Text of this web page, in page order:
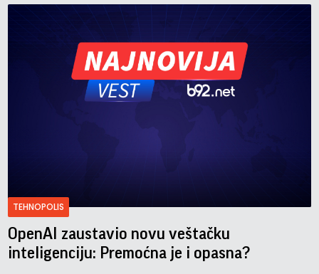
TEHNOPOLIS
OpenAI zaustavio novu veštačku
inteligenciju: Premoćna je i opasna?